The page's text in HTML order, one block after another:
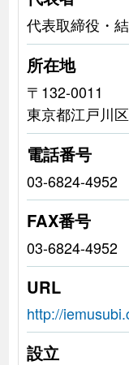
代表取締役・
所在地
〒132-0011
東京都江戸川
電話番号
03-6824-4952
FAX番号
03-6824-4952
URL
http://
設立